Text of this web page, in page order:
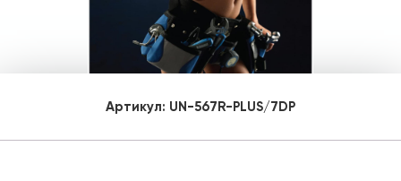
Артикул: UN-567R-PLUS/7DP